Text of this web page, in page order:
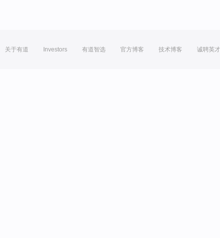
关于有道 Investors 有道智选 官方博客 技术博客 诚聘英才